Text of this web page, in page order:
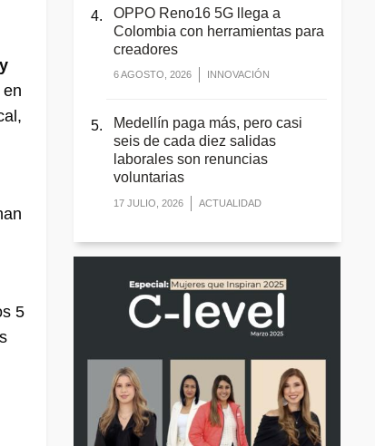
5
OPPO Reno16 5G llega a
Colombia con herramientas para
creadores
6 AGOSTO, 2026 INNOVACIÓN
Medellín paga más, pero casi
seis de cada diez salidas
laborales son renuncias
voluntarias
17 JULIO, 2026 ACTUALIDAD